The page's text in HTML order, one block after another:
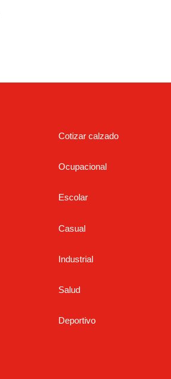
Cotizar calzado
Ocupacional
Escolar
Casual
Industrial
Salud
Deportivo